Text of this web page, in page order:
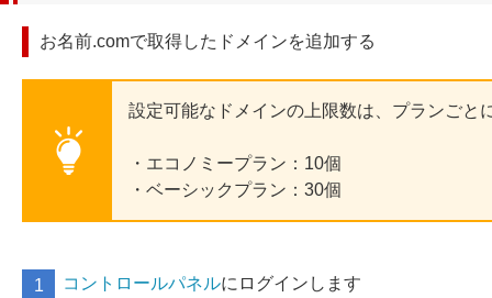
お名前.comで取得したドメインを追加する
設定可能なドメインの上限数は、プランごと
・エコノミープラン：10個
・ベーシックプラン：30個
コントロールパネルにログインします